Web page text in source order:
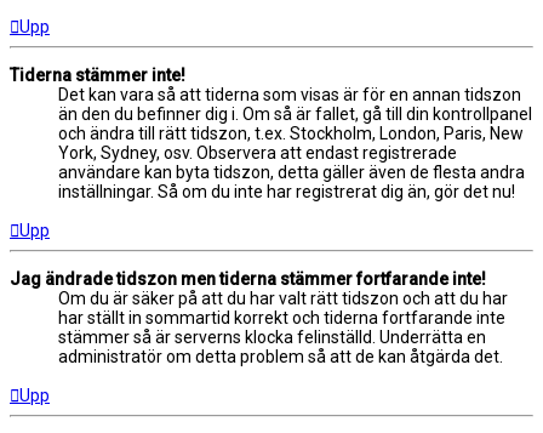
Upp
Tiderna stämmer inte!
Det kan vara så att tiderna som visas är för en annan tidszon
än den du befinner dig i. Om så är fallet, gå till din kontrollpanel
och ändra till rätt tidszon, t.ex. Stockholm, London, Paris, New
York, Sydney, osv. Observera att endast registrerade
användare kan byta tidszon, detta gäller även de flesta andra
inställningar. Så om du inte har registrerat dig än, gör det nu!
Upp
Jag ändrade tidszon men tiderna stämmer fortfarande inte!
Om du är säker på att du har valt rätt tidszon och att du har
har ställt in sommartid korrekt och tiderna fortfarande inte
stämmer så är serverns klocka felinställd. Underrätta en
administratör om detta problem så att de kan åtgärda det.
Upp